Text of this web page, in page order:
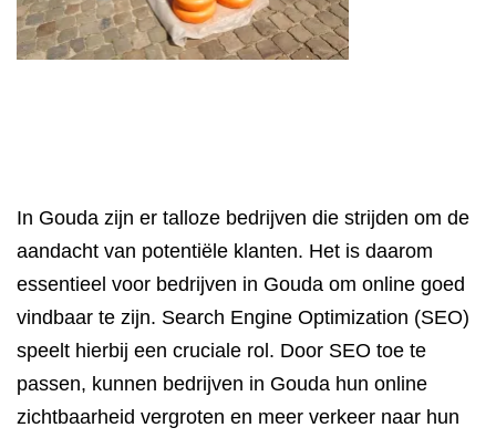
In Gouda zijn er talloze bedrijven die strijden om de
aandacht van potentiële klanten. Het is daarom
essentieel voor bedrijven in Gouda om online goed
vindbaar te zijn. Search Engine Optimization (SEO)
speelt hierbij een cruciale rol. Door SEO toe te
passen, kunnen bedrijven in Gouda hun online
zichtbaarheid vergroten en meer verkeer naar hun